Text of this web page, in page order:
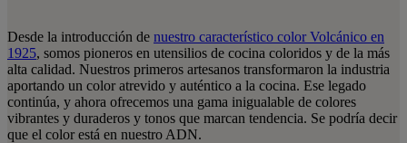
Desde la introducción de nuestro característico color Volcánico en
1925, somos pioneros en utensilios de cocina coloridos y de la más
alta calidad. Nuestros primeros artesanos transformaron la industria
aportando un color atrevido y auténtico a la cocina. Ese legado
continúa, y ahora ofrecemos una gama inigualable de colores
vibrantes y duraderos y tonos que marcan tendencia. Se podría decir
que el color está en nuestro ADN.